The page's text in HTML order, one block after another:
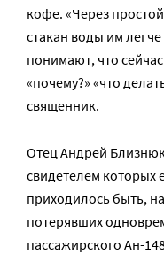
кофе. «Через
стакан воды им
понимают, что
«почему?» «что
священник.
Отец Андрей
свидетелем которых
приходилось быть,
потерявших
пассажирского Ан-